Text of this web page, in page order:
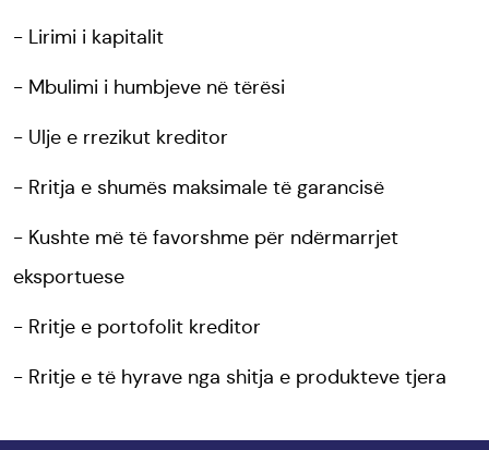
Lirimi i kapitalit
Mbulimi i humbjeve në tërësi
Ulje e rrezikut kreditor
Rritja e shumës maksimale të garancisë
Kushte më të favorshme për ndërmarrjet
eksportuese
Rritje e portofolit kreditor
Rritje e të hyrave nga shitja e produkteve tjera